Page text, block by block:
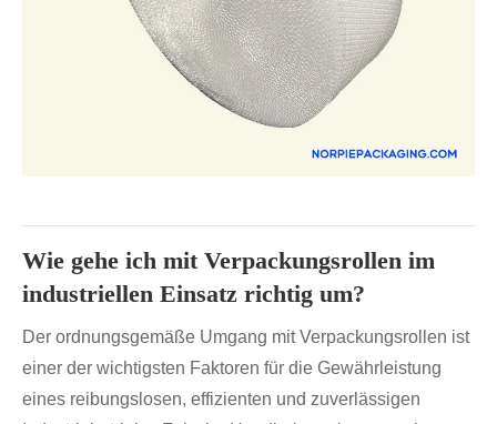
Wie gehe ich mit Verpackungsrollen im
industriellen Einsatz richtig um?
Der ordnungsgemäße Umgang mit Verpackungsrollen ist
einer der wichtigsten Faktoren für die Gewährleistung
eines reibungslosen, effizienten und zuverlässigen